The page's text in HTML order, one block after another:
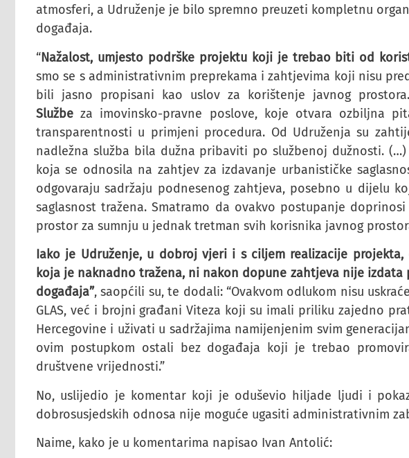
atmosferi, a Udruženje je bilo spremno preuzeti kompletnu
događaja.
“Nažalost, umjesto podrške projektu koji je trebao biti od
smo se s administrativnim preprekama i zahtjevima koji nisu
bili jasno propisani kao uslov za korištenje javnog prostora.
Službe za imovinsko-pravne poslove, koje otvara ozbiljna
transparentnosti u primjeni procedura. Od Udruženja su
nadležna služba bila dužna pribaviti po službenoj dužnosti.
koja se odnosila na zahtjev za izdavanje urbanističke
odgovaraju sadržaju podnesenog zahtjeva, posebno u dijelu
saglasnost tražena. Smatramo da ovakvo postupanje
prostor za sumnju u jednak tretman svih korisnika javnog
Iako je Udruženje, u dobroj vjeri i s ciljem realizacije
koja je naknadno tražena, ni nakon dopune zahtjeva nije izdata
događaja”, saopćili su, te dodali: “Ovakvom odlukom nisu
GLAS, već i brojni građani Viteza koji su imali priliku zajedno
Hercegovine i uživati u sadržajima namijenjenim svim
ovim postupkom ostali bez događaja koji je trebao
društvene vrijednosti.”
No, uslijedio je komentar koji je oduševio hiljade ljudi i
dobrosusjedskih odnosa nije moguće ugasiti administrativnim
Naime, kako je u komentarima napisao Ivan Antolić: